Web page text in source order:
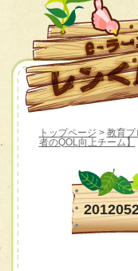
トップページ > 教育プ
者のQOL向上チーム】